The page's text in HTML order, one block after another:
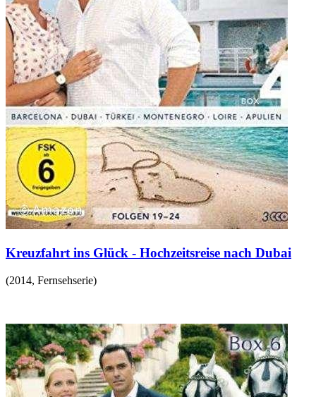
Kreuzfahrt ins Glück - Hochzeitsreise nach Dubai
(2014, Fernsehserie)